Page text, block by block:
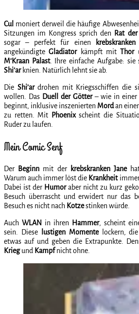
Cul moniert derweil die häufige
Sitzungen im Kongress sprich den
Rat der
sogar – perfekt für einen
krebskranken
angekündigteGladiatorkämpft mitThor
M‘Kraan Palast. Ihre einfache Aufgabe:
Shi‘arknien. Natürlich lehnt sie ab.
Die Shi’ardrohen mit Kriegsschiffen die
wollen. Das Duell der Götter– wie in einer
beginnt, inklusive inszenierten Mordan
zu retten. Mit
Phoenixscheint die
Ruder zu laufen.
Mein Comic Senf
Der Beginn mit der krebskranken Jane
Warum auch immer löst die Krankheitimmer
Dabei ist der Humoraber nicht zu kurz
Besuch überrascht und erwidert nur das
Besuch es nicht nach Kotzestinken würde.
Auch WLAN in ihren Hammer, scheint
sein. Diese
lustigen Momentelockern,
etwas auf und geben die Extrapunkte.
Kriegund Kampfnicht ohne.